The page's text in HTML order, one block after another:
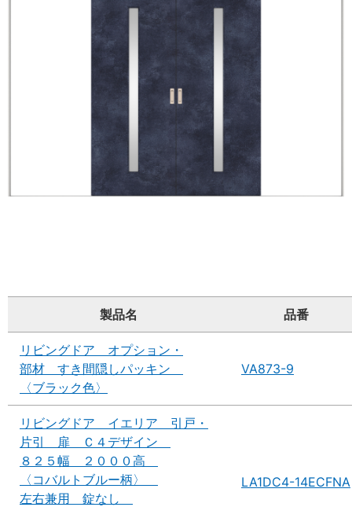
製品名 品番
リビングドア オプション・
部材 すき間隠しパッキン
〈ブラック色〉
VA873-9
リビングドア イエリア 引戸・
片引 扉 Ｃ４デザイン
８２５幅 ２０００高
〈コバルトブルー柄〉
左右兼用 錠なし
LA1DC4-14ECFNA